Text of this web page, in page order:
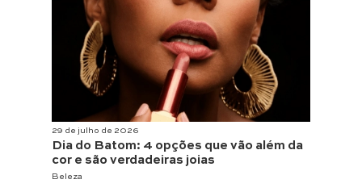
29 de julho de 2026
Dia do Batom: 4 opções que vão além da
cor e são verdadeiras joias
Beleza